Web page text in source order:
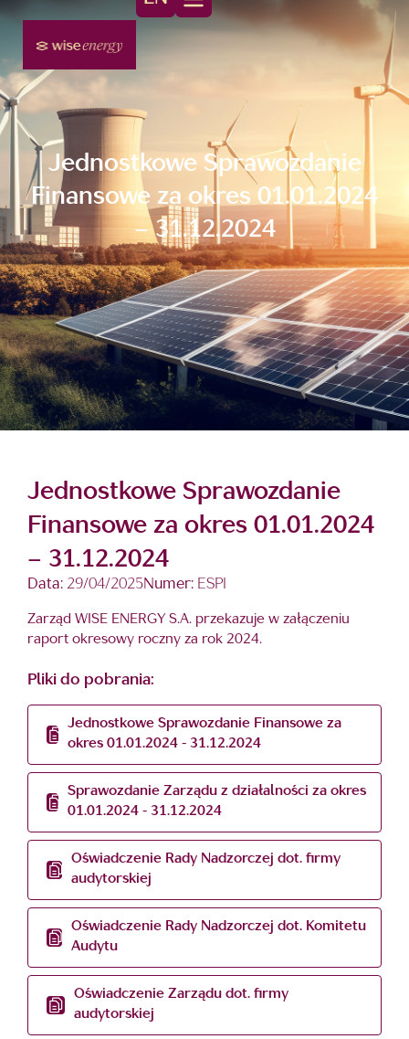
Jednostkowe Sprawozdanie
Finansowe za okres 01.01.2024
– 31.12.2024
Jednostkowe Sprawozdanie
Finansowe za okres 01.01.2024
– 31.12.2024
Data: 29/04/2025Numer: ESPI
Zarząd WISE ENERGY S.A. przekazuje w załączeniu
raport okresowy roczny za rok 2024.
Pliki do pobrania:
Jednostkowe Sprawozdanie Finansowe za
okres 01.01.2024 - 31.12.2024
Sprawozdanie Zarządu z działalności za okres
01.01.2024 - 31.12.2024
Oświadczenie Rady Nadzorczej dot. firmy
audytorskiej
Oświadczenie Rady Nadzorczej dot. Komitetu
Audytu
Oświadczenie Zarządu dot. firmy
audytorskiej